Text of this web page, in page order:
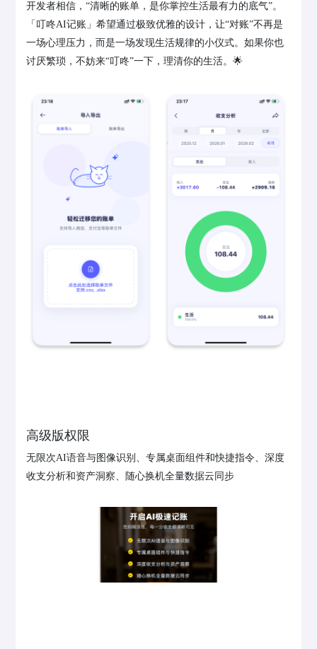
开发者相信，“清晰的账单，是你掌控生活最有力的底气”。
「叮咚AI记账」希望通过极致优雅的设计，让“对账”不再是
一场心理压力，而是一场发现生活规律的小仪式。如果你也
讨厌繁琐，不妨来“叮咚”一下，理清你的生活。🌟
高级版权限
无限次AI语音与图像识别、专属桌面组件和快捷指令、深度
收支分析和资产洞察、随心换机全量数据云同步